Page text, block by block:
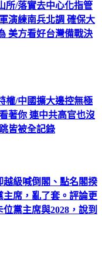
所/落實去中心化指管
演練南兵北調 確保大
美方看好台灣備戰決
權/中國擴大邊控無極
著你 連中共高官也沒
皆被全記錄
級喊倒閣、點名閣揆
席，亂了套。評論更
黨主席與2028，說到